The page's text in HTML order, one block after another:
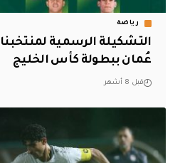
رياضة
التشكيلة الرسمية
عُمان ببطولة كأس الخليج
قبل 8 أشهر